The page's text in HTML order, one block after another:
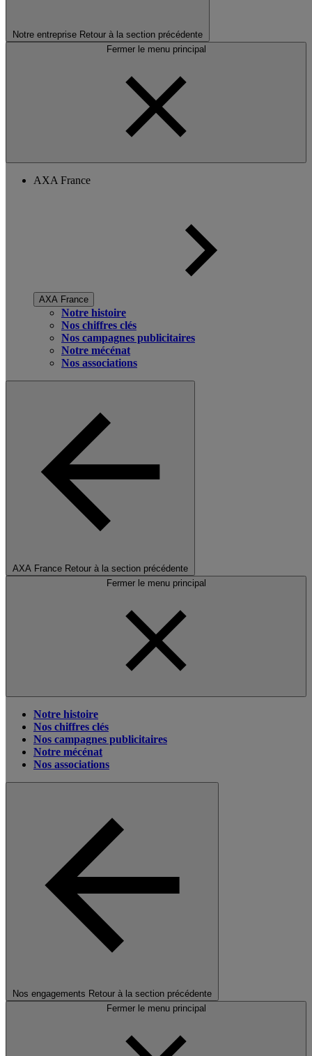
Notre entreprise Retour à la section précédente
Fermer le menu principal
AXA France
AXA France
Notre histoire
Nos chiffres clés
Nos campagnes publicitaires
Notre mécénat
Nos associations
AXA France Retour à la section précédente
Fermer le menu principal
Notre histoire
Nos chiffres clés
Nos campagnes publicitaires
Notre mécénat
Nos associations
Nos engagements Retour à la section précédente
Fermer le menu principal